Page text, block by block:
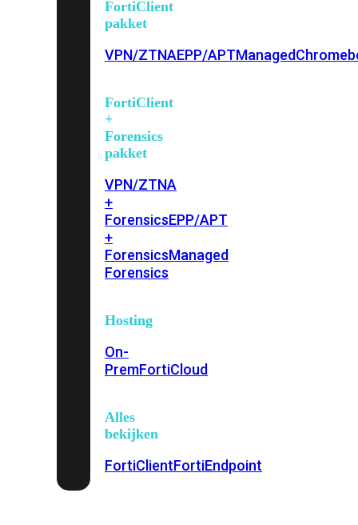
FortiClient
pakket
VPN/ZTNAEPP/APTManaged
FortiClient
+
Forensics
pakket
VPN/ZTNA
+
ForensicsEPP/APT
+
ForensicsManaged
Forensics
Hosting
On-
PremFortiCloud
Alles
bekijken
FortiClientFortiEndpoint